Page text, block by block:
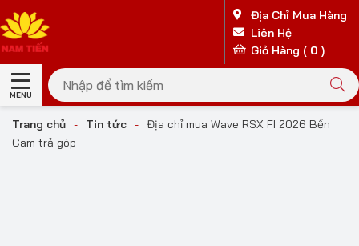
Địa Chỉ Mua Hàng
Liên Hệ
Giỏ Hàng ( 0 )
MENU
Trang chủ - Tin tức - Địa chỉ mua Wave RSX FI 2026 Bến
Cam trả góp